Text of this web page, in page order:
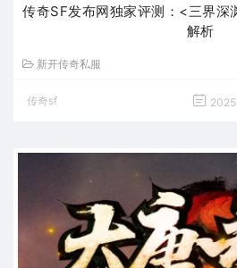
传奇SF发布网独家评测：<三界深
解析
新开传奇私服
传奇sf